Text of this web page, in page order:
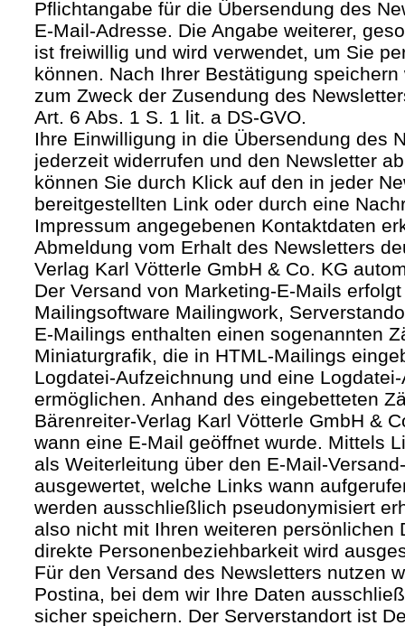
Pflichtangabe für die Übersendung des
E-Mail-Adresse. Die Angabe weiterer,
ist freiwillig und wird verwendet, um Sie
können. Nach Ihrer Bestätigung
zum Zweck der Zusendung des
Art. 6 Abs. 1 S. 1 lit. a DS-GVO.
Ihre Einwilligung in die Übersendung des
jederzeit widerrufen und den Newsletter
können Sie durch Klick auf den in jeder
bereitgestellten Link oder durch eine
Impressum angegebenen Kontaktdaten
Abmeldung vom Erhalt des Newsletters
Verlag Karl Vötterle GmbH & Co. KG
Der Versand von Marketing-E-Mails
Mailingsoftware Mailingwork,
E-Mailings enthalten einen sogenannten
Miniaturgrafik, die in HTML-Mailings
Logdatei-Aufzeichnung und eine
ermöglichen. Anhand des eingebetteten
Bärenreiter-Verlag Karl Vötterle GmbH &
wann eine E-Mail geöffnet wurde. Mittels
als Weiterleitung über den E-Mail-
ausgewertet, welche Links wann
werden ausschließlich pseudonymisiert
also nicht mit Ihren weiteren persönlichen
direkte Personenbeziehbarkeit wird
Für den Versand des Newsletters nutzen
Postina, bei dem wir Ihre Daten
sicher speichern. Der Serverstandort ist